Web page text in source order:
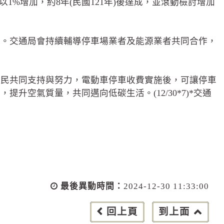
增加，約8年(民國121年)後達成，並滾動檢討增加
交通局會持續輔導停車場業者及能源業者共同合作，
共同支持與努力，電動車停車收費實施後，可讓停車
提升空氣質量，共同邁向低碳生活。(12/30*7)*交通
最後異動時間： 2024-12-30 11:33:00
回上頁 到上面